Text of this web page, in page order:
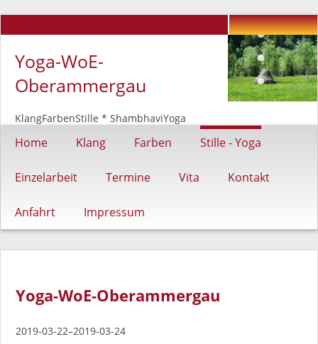
Yoga-WoE-
Oberammergau
KlangFarbenStille * ShambhaviYoga
Navigation
überspringen
Home Klang Farben Stille - Yoga
Einzelarbeit Termine Vita Kontakt
Anfahrt Impressum
Yoga-WoE-Oberammergau
2019-03-22–2019-03-24